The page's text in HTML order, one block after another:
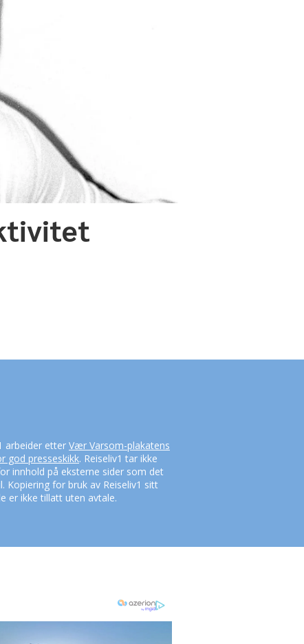
arbeider etter Vær Varsom-plakatens
god presseskikk. Reiseliv1 tar ikke
innhold på eksterne sider som det
Kopiering for bruk av Reiseliv1 sitt
er ikke tillatt uten avtale.